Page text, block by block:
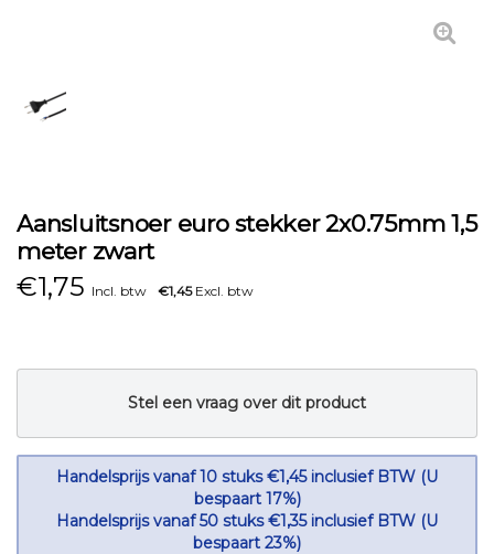
Aansluitsnoer euro stekker 2x0.75mm 1,5
meter zwart
€1,75 Incl. btw €1,45Excl. btw
Stel een vraag over dit product
Handelsprijs vanaf 10 stuks €1,45 inclusief BTW (U
bespaart 17%)
Handelsprijs vanaf 50 stuks €1,35 inclusief BTW (U
bespaart 23%)